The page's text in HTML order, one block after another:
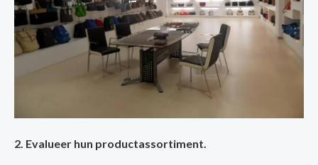
2. Evalueer hun productassortiment.